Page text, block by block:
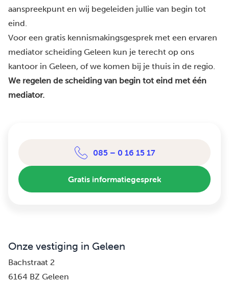
aanspreekpunt en wij begeleiden jullie van begin tot
eind.
Voor een gratis kennismakingsgesprek met een ervaren
mediator scheiding Geleen kun je terecht op ons
kantoor in Geleen, of we komen bij je thuis in de regio.
We regelen de scheiding van begin tot eind met één
mediator.
085 – 0 16 15 17
Gratis informatiegesprek
Onze vestiging in Geleen
Bachstraat 2
6164 BZ Geleen